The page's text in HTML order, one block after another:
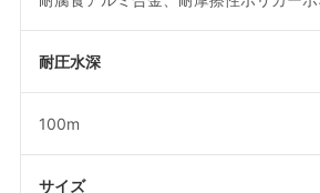
耐圧水深
100m
サイズ